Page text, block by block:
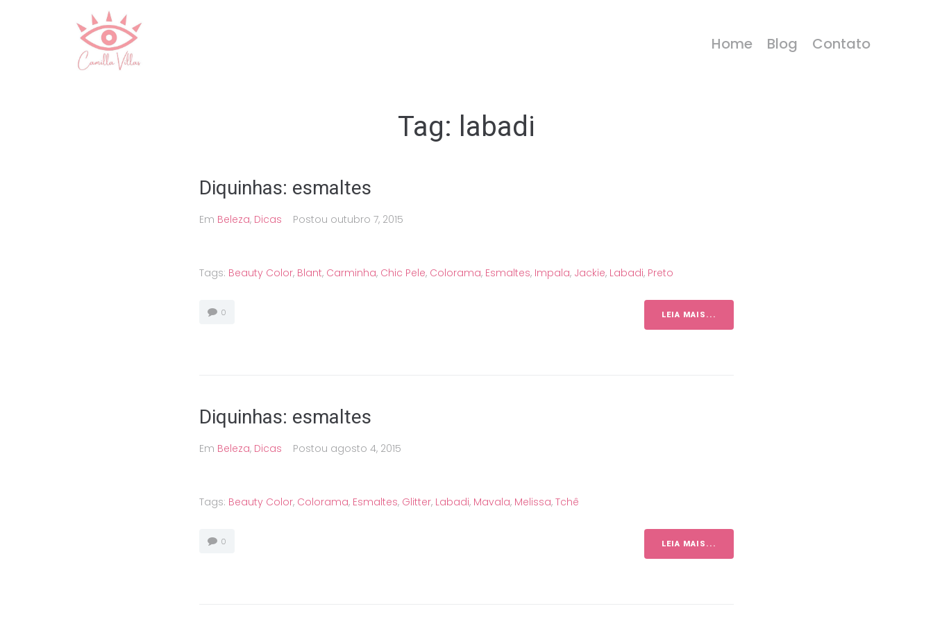
Home Blog Contato
Tag: labadi
Diquinhas: esmaltes
Em Beleza, Dicas Postou outubro 7, 2015
Tags: Beauty Color, Blant, Carminha, Chic Pele, Colorama, Esmaltes, Impala, Jackie, Labadi, Preto
0 LEIA MAIS...
Diquinhas: esmaltes
Em Beleza, Dicas Postou agosto 4, 2015
Tags: Beauty Color, Colorama, Esmaltes, Glitter, Labadi, Mavala, Melissa, Tchê
0 LEIA MAIS...